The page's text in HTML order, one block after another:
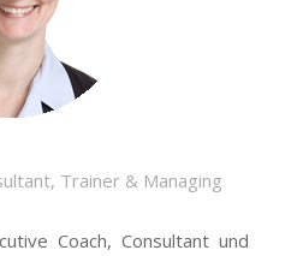
Trainer & Managing
Coach, Consultant und